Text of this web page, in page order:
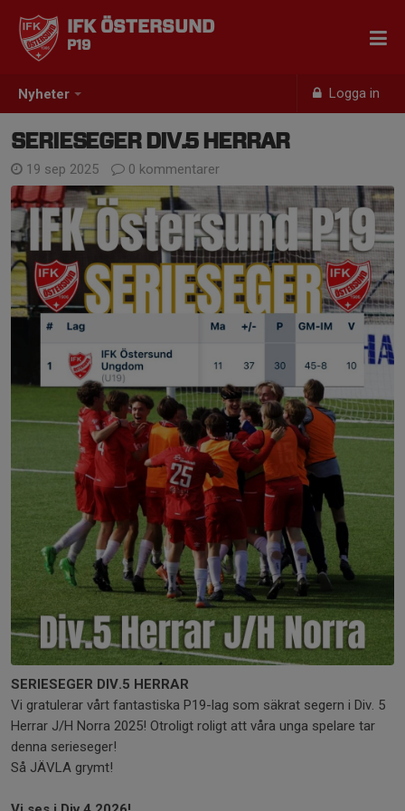
Nyheter Logga in
IFK ÖSTERSUND
P19
SERIESEGER DIV.5 HERRAR
19 sep 2025 0 kommentarer
SERIESEGER DIV.5 HERRAR
Vi gratulerar vårt fantastiska P19-lag som säkrat segern i Div. 5
Herrar J/H Norra 2025! Otroligt roligt att våra unga spelare tar
denna serieseger!
Så JÄVLA grymt!